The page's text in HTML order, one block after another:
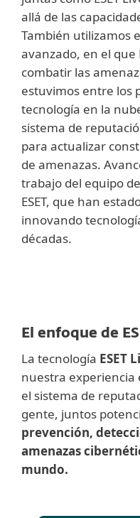
allá de las
También utilizamos
avanzado, en el que
combatir las
estuvimos entre los
tecnología en la
sistema de
para actualizar
de amenazas.
trabajo del equipo
ESET, que han
innovando
décadas.
El enfoque de
La tecnología ESET
nuestra experiencia
el sistema de
gente, juntos
prevención,
amenazas
mundo.